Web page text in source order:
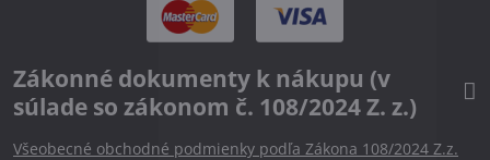
Zákonné dokumenty k nákupu (v
súlade so zákonom č. 108/2024 Z. z.)
Všeobecné obchodné podmienky podľa Zákona 108/2024 Z.z.